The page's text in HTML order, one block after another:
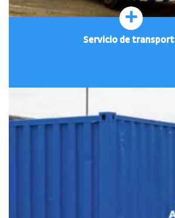
+
Servicio de